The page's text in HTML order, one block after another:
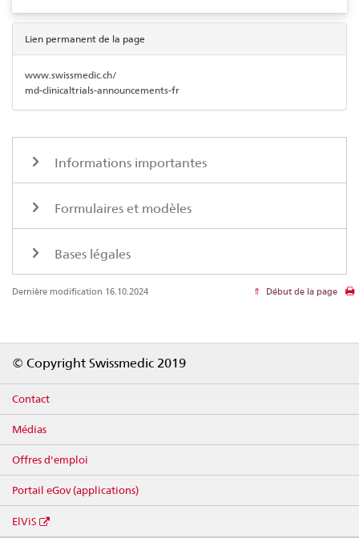
Lien permanent de la page
www.swissmedic.ch/
md-clinicaltrials-announcements-fr
Informations importantes
Formulaires et modèles
Bases légales
Dernière modification 16.10.2024 Début de la page
© Copyright Swissmedic 2019
Contact
Médias
Offres d'emploi
Portail eGov (applications)
ElViS